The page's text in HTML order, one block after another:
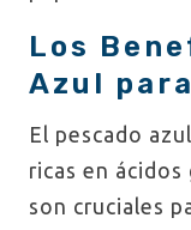
Los
Azul
El pescado
ricas en ácidos
son cruciales